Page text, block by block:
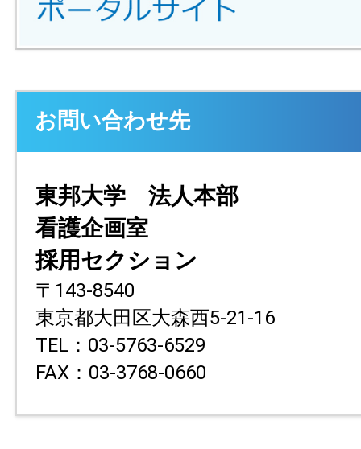
お問い合わせ先
東邦大学 法人本部
看護企画室
採用セクション
〒143-8540
東京都大田区大森西5-21-16
TEL：03-5763-6529
FAX：03-3768-0660